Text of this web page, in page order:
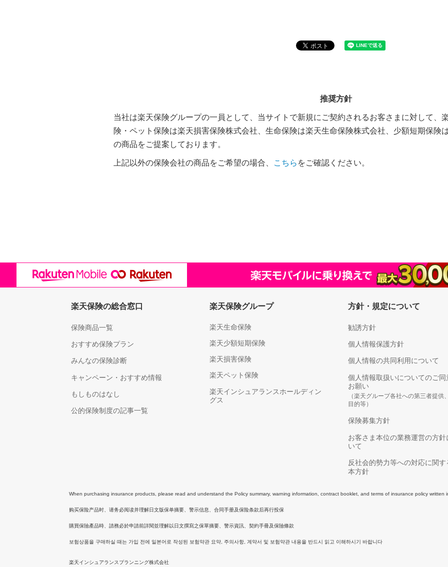
推奨方針
当社は楽天保険グループの一員として、当サイトで新規にご契約されるお客さまに対して、
険・ペット保険は楽天損害保険株式会社、生命保険は楽天生命保険株式会社、少額短期保険
の商品をご提案しております。
上記以外の保険会社の商品をご希望の場合、 こちら をご確認ください。
楽天保険の総合窓口
保険商品一覧
おすすめ保険プラン
みんなの保険診断
キャンペーン・おすすめ情報
もしものはなし
公的保険制度の記事一覧
楽天保険グループ
楽天生命保険
楽天少額短期保険
楽天損害保険
楽天ペット保険
楽天インシュアランスホールディン
グス
方針・規定について
勧誘方針
個人情報保護方針
個人情報の共同利用について
個人情報取扱いについてのご同
お願い
（楽天グループ各社への第三者提供
目的等）
保険募集方針
お客さま本位の業務運営の方針
いて
反社会的勢力等への対応に関す
本方針
When purchasing insurance products, please read and understand the Policy summary, warning information, contract booklet, and terms of insurance policy written
购买保险产品时、请务必阅读并理解日文版保单摘要、警示信息、合同手册及保险条款后再行投保
購買保險產品時、請務必於申請前詳閱並理解以日文撰寫之保單摘要、警示資訊、契約手冊及保險條款
보험상품을 구매하실 때는 가입 전에 일본어로 작성된 보험약관 요약, 주의사항, 계약서 및 보험약관 내용을 반드시 읽고 이해하시기 바랍니다
楽天インシュアランスプランニング株式会社